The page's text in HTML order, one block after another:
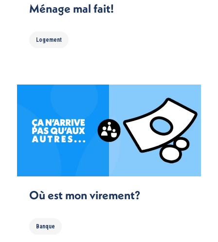
Ménage mal fait!
Logement
Où est mon virement?
Banque